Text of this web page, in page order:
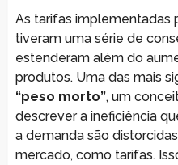
As tarifas implementadas
tiveram uma série de
estenderam além do
produtos. Uma das mais
“peso morto”, um
descrever a ineficiência
a demanda são
mercado, como tarifas.